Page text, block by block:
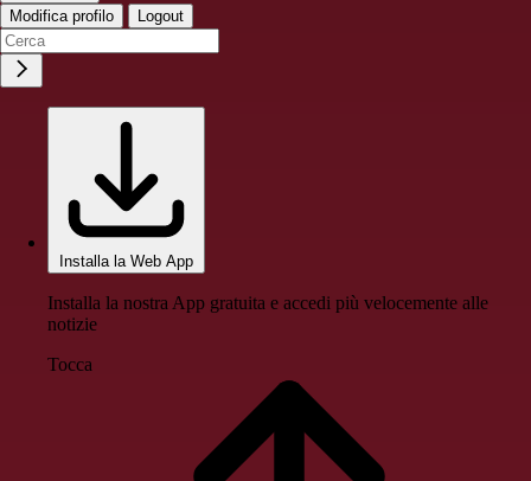
Modifica profilo Logout
Installa la Web App
Installa la nostra App gratuita e accedi più velocemente alle
notizie
Tocca